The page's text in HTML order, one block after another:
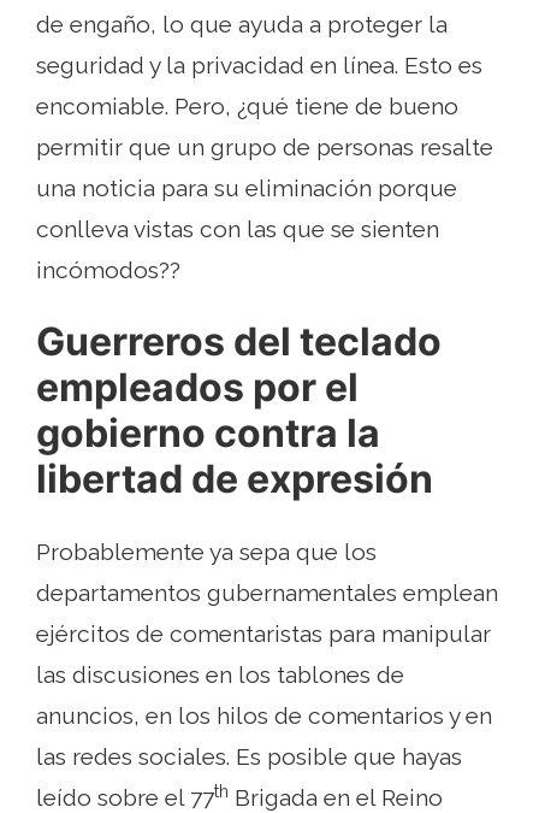
de engaño, lo que ayuda a proteger la
seguridad y la privacidad en línea. Esto es
encomiable. Pero, ¿qué tiene de bueno
permitir que un grupo de personas resalte
una noticia para su eliminación porque
conlleva vistas con las que se sienten
incómodos??
Guerreros del teclado
empleados por el
gobierno contra la
libertad de expresión
Probablemente ya sepa que los
departamentos gubernamentales emplean
ejércitos de comentaristas para manipular
las discusiones en los tablones de
anuncios, en los hilos de comentarios y en
las redes sociales. Es posible que hayas
leído sobre el 77th Brigada en el Reino